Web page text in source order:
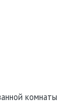
комнаты